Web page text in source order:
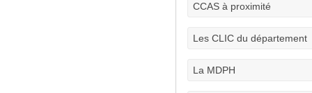
CCAS à proximité
Les CLIC du département
La MDPH